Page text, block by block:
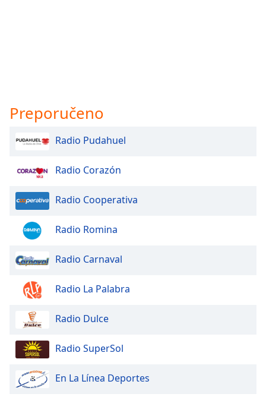
Preporučeno
Radio Pudahuel
Radio Corazón
Radio Cooperativa
Radio Romina
Radio Carnaval
Radio La Palabra
Radio Dulce
Radio SuperSol
En La Línea Deportes